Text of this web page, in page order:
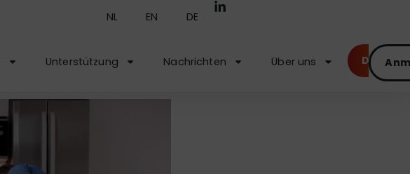
NL EN DE
Unterstützung Nachrichten Über uns Demo